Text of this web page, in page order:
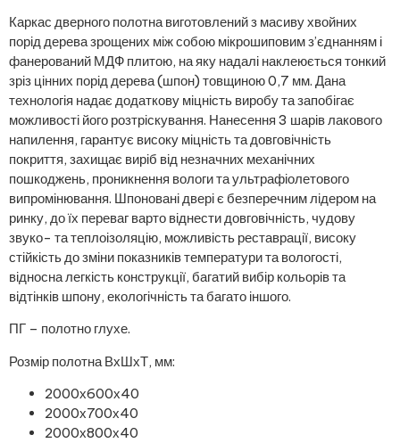
Каркас дверного полотна виготовлений з масиву хвойних
порід дерева зрощених між собою мікрошиповим з’єднанням і
фанерований МДФ плитою, на яку надалі наклеюється тонкий
зріз цінних порід дерева (шпон) товщиною 0,7 мм. Дана
технологія надає додаткову міцність виробу та запобігає
можливості його розтріскування. Нанесення 3 шарів лакового
напилення, гарантує високу міцність та довговічність
покриття, захищає виріб від незначних механічних
пошкоджень, проникнення вологи та ультрафіолетового
випромінювання. Шпоновані двері є безперечним лідером на
ринку, до їх переваг варто віднести довговічність, чудову
звуко- та теплоізоляцію, можливість реставрації, високу
стійкість до зміни показників температури та вологості,
відносна легкість конструкції, багатий вибір кольорів та
відтінків шпону, екологічність та багато іншого.
ПГ – полотно глухе.
Розмір полотна ВхШхТ, мм:
2000х600х40
2000х700х40
2000х800х40